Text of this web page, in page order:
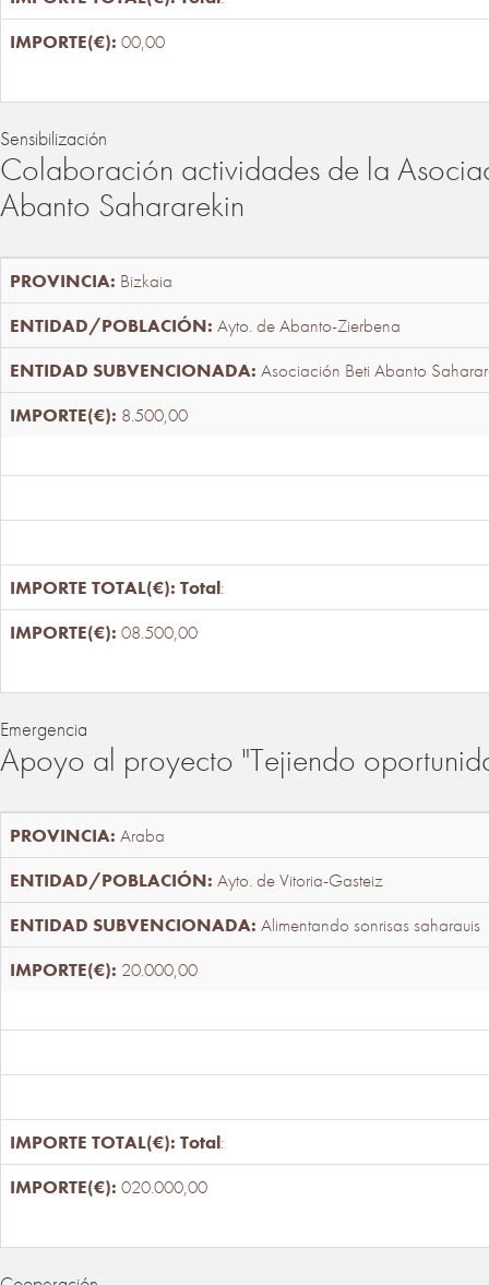
00,00
Sensibilización
Colaboración actividades de la
Abanto Sahararekin
Bizkaia
Ayto. de Abanto-Zierbena
Asociación Beti Abanto
8.500,00
Total:
08.500,00
Emergencia
Apoyo al proyecto "Tejiendo
Araba
Ayto. de Vitoria-Gasteiz
Alimentando sonrisas saharauis
20.000,00
Total:
020.000,00